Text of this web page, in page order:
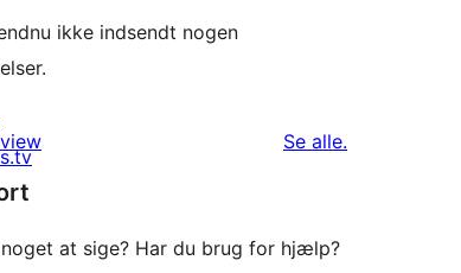
ikke indsendt nogen
Se alleanmeldelser
.
at sige? Har du brug for hjælp?